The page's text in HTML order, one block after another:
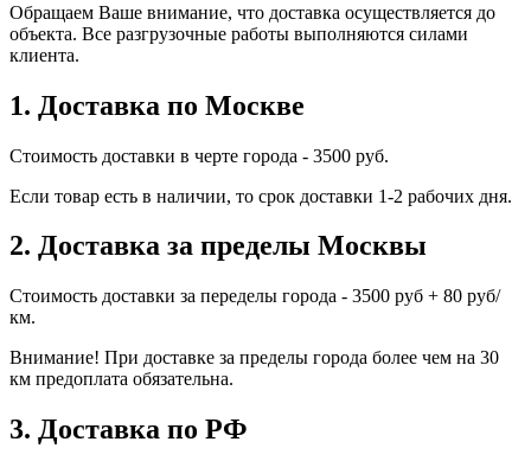
Обращаем Ваше внимание, что доставка осуществляется до
объекта. Все разгрузочные работы выполняются силами
клиента.
1. Доставка по Москве
Стоимость доставки в черте города - 3500 руб.
Если товар есть в наличии, то срок доставки 1-2 рабочих дня.
2. Доставка за пределы Москвы
Стоимость доставки за переделы города - 3500 руб + 80 руб/
км.
Внимание! При доставке за пределы города более чем на 30
км предоплата обязательна.
3. Доставка по РФ